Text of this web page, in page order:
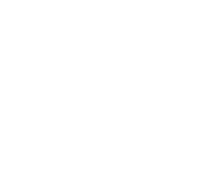
vérifier toute réponse.